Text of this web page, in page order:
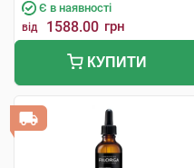
Є в наявності
від 1588.00 грн
КУПИТИ